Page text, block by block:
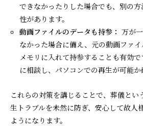
できなかったりした場合でも、別の
性があります。
動画ファイルのデータも持参： 万が
なかった場合に備え、元の動画ファ
メモリに入れて持参することも有効
に相談し、パソコンでの再生が可能か
これらの対策を講じることで、葬儀とい
生トラブルを未然に防ぎ、安心して故人
ようになります。